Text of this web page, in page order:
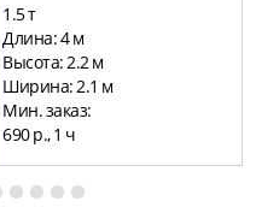
4 5 6 7
1.5 т
Длина: 4 м
Высота: 2.2 м
Ширина: 2.1 м
Мин. заказ:
690 р., 1 ч